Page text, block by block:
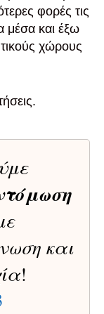
φορές τις
μέσα και έξω
χώρους
και
!